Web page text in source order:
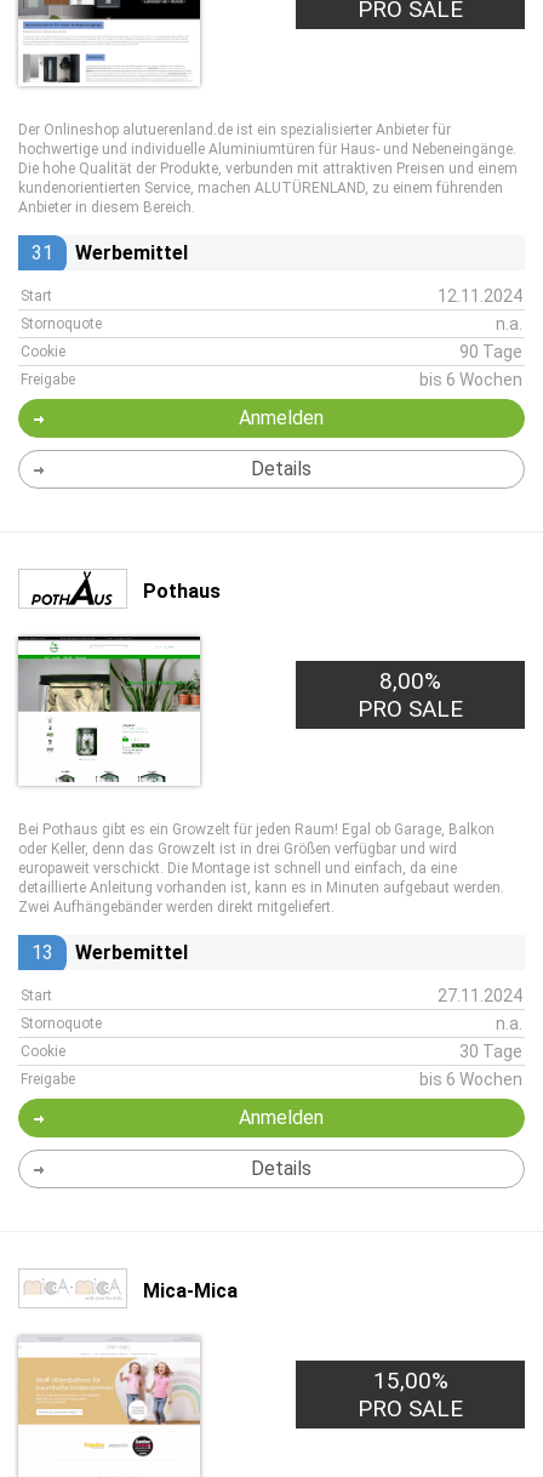
PRO SALE
Der Onlineshop alutuerenland.de ist ein spezialisierter Anbieter für
hochwertige und individuelle Aluminiumtüren für Haus- und Nebeneingänge.
Die hohe Qualität der Produkte, verbunden mit attraktiven Preisen und einem
kundenorientierten Service, machen ALUTÜRENLAND, zu einem führenden
Anbieter in diesem Bereich.
31 Werbemittel
Start 12.11.2024
Stornoquote n.a.
Cookie 90 Tage
Freigabe bis 6 Wochen
Anmelden
Details
Pothaus
8,00%
PRO SALE
Bei Pothaus gibt es ein Growzelt für jeden Raum! Egal ob Garage, Balkon
oder Keller, denn das Growzelt ist in drei Größen verfügbar und wird
europaweit verschickt. Die Montage ist schnell und einfach, da eine
detaillierte Anleitung vorhanden ist, kann es in Minuten aufgebaut werden.
Zwei Aufhängebänder werden direkt mitgeliefert.
13 Werbemittel
Start 27.11.2024
Stornoquote n.a.
Cookie 30 Tage
Freigabe bis 6 Wochen
Anmelden
Details
Mica-Mica
15,00%
PRO SALE